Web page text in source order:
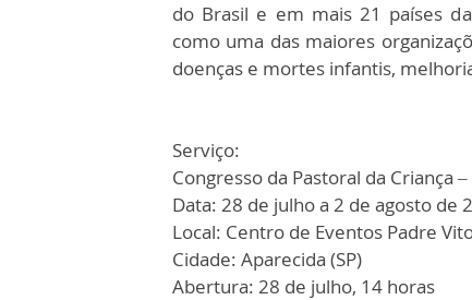
do Brasil e em mais 21 países
como uma das maiores
doenças e mortes infantis,
Serviço:
Congresso da Pastoral da Criança
Data: 28 de julho a 2 de agosto de
Local: Centro de Eventos Padre
Cidade: Aparecida (SP)
Abertura: 28 de julho, 14 horas